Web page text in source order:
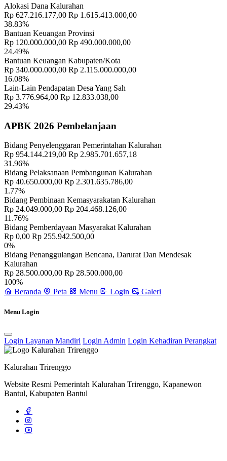
Alokasi Dana Kalurahan
Rp 627.216.177,00 Rp 1.615.413.000,00
38.83%
Bantuan Keuangan Provinsi
Rp 120.000.000,00 Rp 490.000.000,00
24.49%
Bantuan Keuangan Kabupaten/Kota
Rp 340.000.000,00 Rp 2.115.000.000,00
16.08%
Lain-Lain Pendapatan Desa Yang Sah
Rp 3.776.964,00 Rp 12.833.038,00
29.43%
APBK 2026 Pembelanjaan
Bidang Penyelenggaran Pemerintahan Kalurahan
Rp 954.144.219,00 Rp 2.985.701.657,18
31.96%
Bidang Pelaksanaan Pembangunan Kalurahan
Rp 40.650.000,00 Rp 2.301.635.786,00
1.77%
Bidang Pembinaan Kemasyarakatan Kalurahan
Rp 24.049.000,00 Rp 204.468.126,00
11.76%
Bidang Pemberdayaan Masyarakat Kalurahan
Rp 0,00 Rp 255.942.500,00
0%
Bidang Penanggulangan Bencana, Darurat Dan Mendesak
Kalurahan
Rp 28.500.000,00 Rp 28.500.000,00
100%
Beranda
Peta Menu Login Galeri
Menu Login
Login Layanan Mandiri Login Admin Login Kehadiran Perangkat
Kalurahan Trirenggo
Website Resmi Pemerintah Kalurahan Trirenggo, Kapanewon
Bantul, Kabupaten Bantul